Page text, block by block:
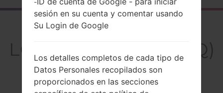
El resumen
LGKF390Q(LGKF390Q)
-
sesión en su cuenta y comentar usando
Su Login de Google
Los detalles completos de cada tipo de
Datos Personales recopilados son
proporcionados en las secciones